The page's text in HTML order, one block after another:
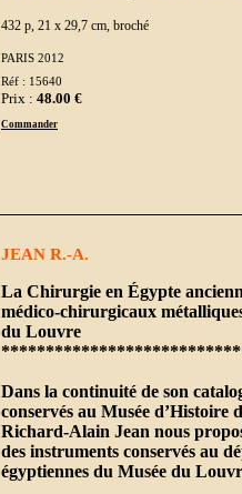
432 p, 21 x 29,7 cm, broché
PARIS 2012
Réf : 15640
Prix : 48.00 €
Commander
JEAN R.-A.
La Chirurgie en Égypte
médico-chirurgicaux
du Louvre
Dans la continuité de son
conservés au Musée d’Histoire
Richard-Alain Jean nous
des instruments conservés au
égyptiennes du Musée du